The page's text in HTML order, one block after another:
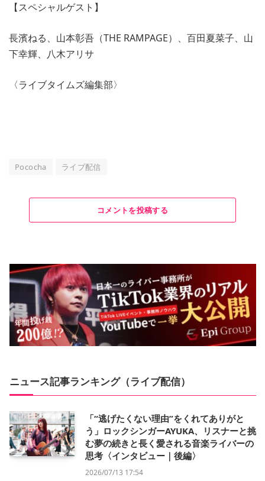
【スペシャルゲスト】
長濱ねる、山本彰吾（THE RAMPAGE）、百田夏菜子、山
下幸輝、八木アリサ
〈ライブタイムズ編集部〉
Pococha ライブ配信
コメントを投稿する
ニュース記事ランキング（ライブ配信）
「“逃げたくない理由”をくれてありがと
う」ロックシンガーAYUKA、リスナーと挑
む夢の続きと長く愛される音楽ライバーの
思考〈インタビュー｜後編〉
2026/07/13 17:54